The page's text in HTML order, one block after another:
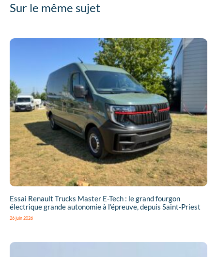
Sur le même sujet
Essai Renault Trucks Master E-Tech : le grand fourgon
électrique grande autonomie à l’épreuve, depuis Saint-Priest
26 juin 2026